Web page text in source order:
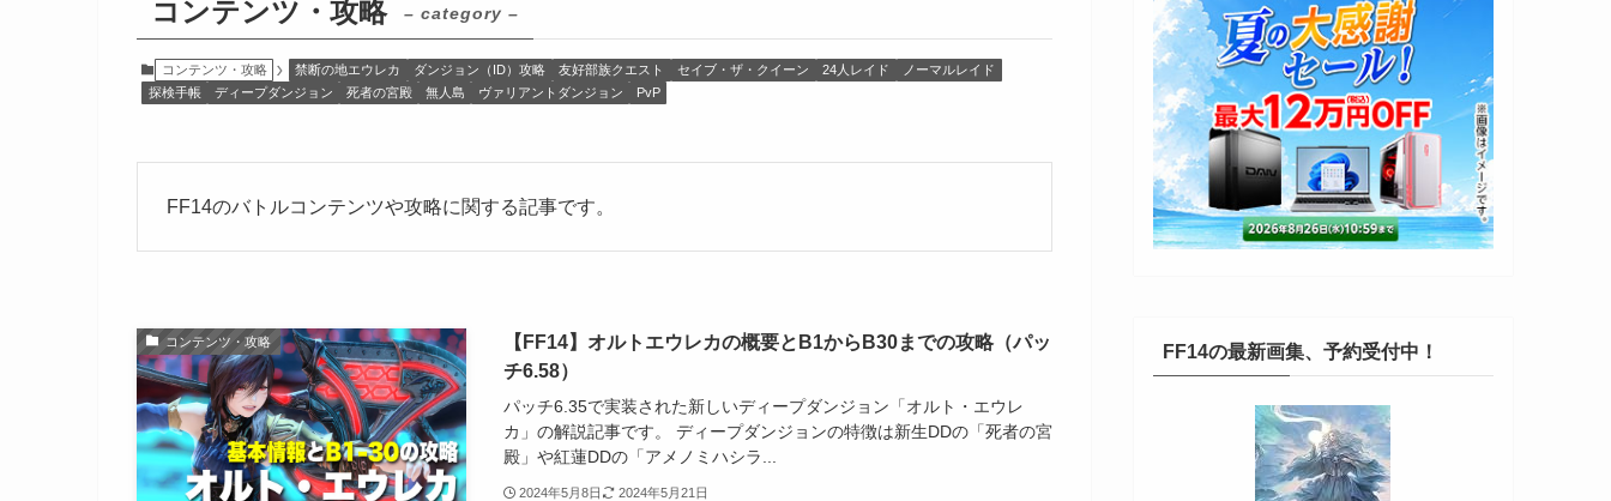
コンテンツ・攻略 – category –
コンテンツ・攻略 禁断の地エウレカ ダンジョン（ID）攻略 友好部族クエスト セイブ・ザ・クイーン 24人レイド
ノーマルレイド
探検手帳
ディープダンジョン 死者の宮殿 無人島 ヴァリアントダンジョン PvP
FF14のバトルコンテンツや攻略に関する記事です。
コンテンツ・攻略
【FF14】オルトエウレカの概要とB1からB30までの攻略（パッ
チ6.58）
パッチ6.35で実装された新しいディープダンジョン「オルト・エウレ
カ」の解説記事です。 ディープダンジョンの特徴は新生DDの「死者の宮
殿」や紅蓮DDの「アメノミハシラ...
2024年5月8日 2024年5月21日
FF14の最新画集、予約受付中！